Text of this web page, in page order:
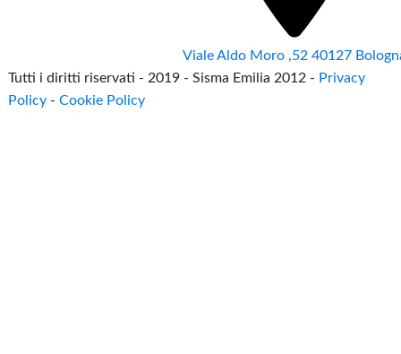
Viale Aldo Moro ,52 40127
Tutti i diritti riservati - 2019 - Sisma Emilia 2012 - Privacy
Policy -Cookie Policy